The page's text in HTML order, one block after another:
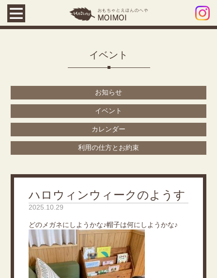
イベント
お知らせ
イベント
カレンダー
利用の仕方とお約束
ハロウィンウィークのようす
2025.10.29
どのメガネにしようかな♪帽子は何にしようかな♪